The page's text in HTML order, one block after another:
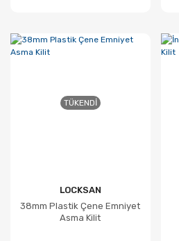
TÜKENDI
LOCKSAN
38mm Plastik Çene Emniyet
Asma Kilit